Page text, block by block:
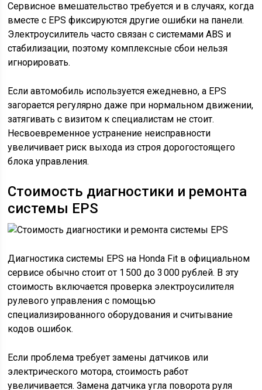
Сервисное вмешательство требуется и в случаях, когда
вместе с EPS фиксируются другие ошибки на панели.
Электроусилитель часто связан с системами ABS и
стабилизации, поэтому комплексные сбои нельзя
игнорировать.
Если автомобиль используется ежедневно, а EPS
загорается регулярно даже при нормальном движении,
затягивать с визитом к специалистам не стоит.
Несвоевременное устранение неисправности
увеличивает риск выхода из строя дорогостоящего
блока управления.
Стоимость диагностики и ремонта
системы EPS
Диагностика системы EPS на Honda Fit в официальном
сервисе обычно стоит от 1 500 до 3 000 рублей. В эту
стоимость включается проверка электроусилителя
рулевого управления с помощью
специализированного оборудования и считывание
кодов ошибок.
Если проблема требует замены датчиков или
электрического мотора, стоимость работ
увеличивается. Замена датчика угла поворота руля